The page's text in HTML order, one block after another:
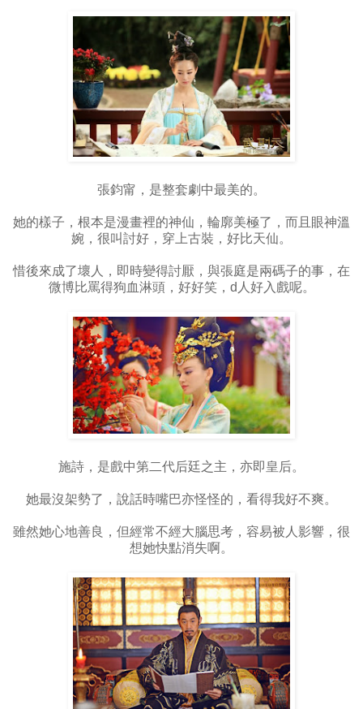
張鈞甯，是整套劇中最美的。
她的樣子，根本是漫畫裡的神仙，輪廓美極了，而且眼神溫
婉，很叫討好，穿上古裝，好比天仙。
惜後來成了壞人，即時變得討厭，與張庭是兩碼子的事，在
微博比罵得狗血淋頭，好好笑，d人好入戲呢。
施詩，是戲中第二代后廷之主，亦即皇后。
她最沒架勢了，說話時嘴巴亦怪怪的，看得我好不爽。
雖然她心地善良，但經常不經大腦思考，容易被人影響，很
想她快點消失啊。